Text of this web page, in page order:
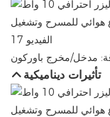
مدخل/مخرج باوركون
تأثيرات ديناميكية